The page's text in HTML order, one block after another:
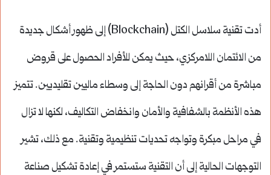
أدت تقنية سلاسل الكتل (Blockchain) إلى ظهور أشكال جديدة
من الائتمان اللامركزي، حيث يمكن للأفراد الحصول على قروض
مباشرة من أقرانهم دون الحاجة إلى وسطاء ماليين تقليديين. تتميز
هذه الأنظمة بالشفافية والأمان وانخفاض التكاليف، لكنها لا تزال
في مراحل مبكرة وتواجه تحديات تنظيمية وتقنية. مع ذلك، تشير
التوجهات الحالية إلى أن التقنية ستستمر في إعادة تشكيل صناعة